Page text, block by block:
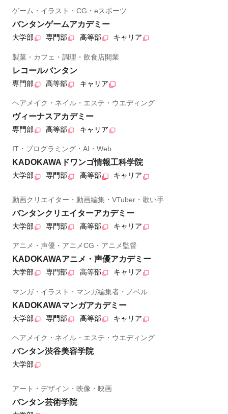
ゲーム・イラスト・CG・eスポーツ
バンタンゲームアカデミー
大学部 専門部 高等部 キャリア
製菓・カフェ・調理・飲食店開業
レコールバンタン
専門部 高等部 キャリア
ヘアメイク・ネイル・エステ・ウエディング
ヴィーナスアカデミー
専門部 高等部 キャリア
IT・プログラミング・AI・Web
KADOKAWAドワンゴ情報工科学院
大学部 専門部 高等部 キャリア
動画クリエイター・動画編集・VTuber・歌い手
バンタンクリエイターアカデミー
大学部 専門部 高等部 キャリア
アニメ・声優・アニメCG・アニメ監督
KADOKAWAアニメ・声優アカデミー
大学部 専門部 高等部 キャリア
マンガ・イラスト・マンガ編集者・ノベル
KADOKAWAマンガアカデミー
大学部 専門部 高等部 キャリア
ヘアメイク・ネイル・エステ・ウエディング
バンタン渋谷美容学院
大学部
アート・デザイン・映像・映画
バンタン芸術学院